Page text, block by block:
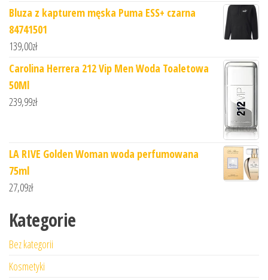
Bluza z kapturem męska Puma ESS+ czarna
84741501
139,00zł
Carolina Herrera 212 Vip Men Woda Toaletowa
50Ml
239,99zł
LA RIVE Golden Woman woda perfumowana
75ml
27,09zł
Kategorie
Bez kategorii
Kosmetyki